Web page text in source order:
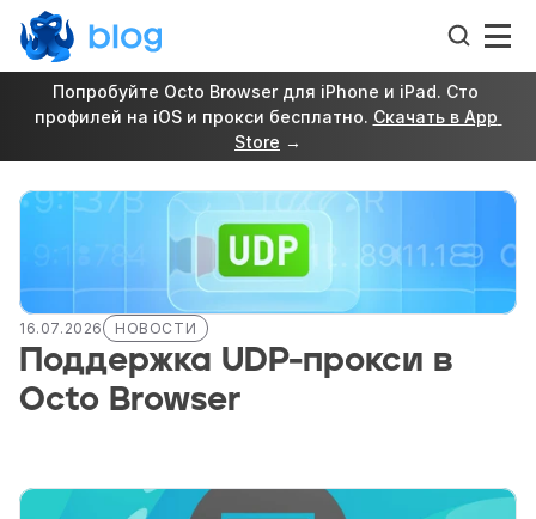
Попробуйте Octo Browser для iPhone и iPad. Сто
профилей на iOS и прокси бесплатно. Скачать в App
Store →
16.07.2026 НОВОСТИ
Поддержка UDP-прокси в
Octo Browser